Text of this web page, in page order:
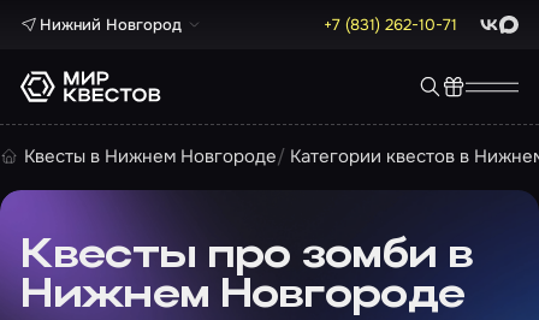
Нижний Новгород +7 (831) 262-10-71 Max
Квесты в Нижнем Новгороде Категории квестов в
Квесты про зомби в
Нижнем Новгороде